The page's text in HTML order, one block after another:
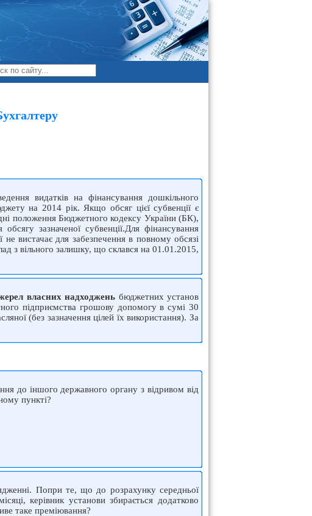
видатків на фінансування дошкільного
на 2014 рік. Якщо обсяг цієї субвенції є
положення Бюджетного кодексу України (БК),
зазначеної субвенції.Для фінансування
не вистачає для забезпечення в повному обсязі
з вільного залишку, що склався на 01.01.2015,
власних надходжень бюджетних установ
підприємства грошову допомогу в сумі 30
(без зазначення цілей їх використання). За
до іншого державного органу з відривом від
пункті?
Попри те, що до розрахунку середньої
керівник установи збирається додатково
таке преміювання?